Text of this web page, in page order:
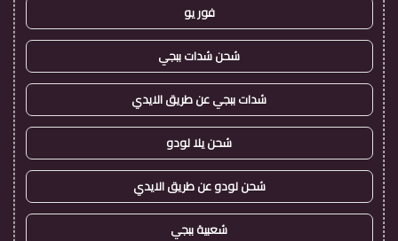
فور يو
شحن شدات ببجي
شدات ببجي عن طريق الايدي
شحن يلا لودو
شحن لودو عن طريق الايدي
شعبية ببجي